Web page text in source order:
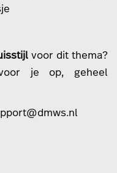
voor dit thema?
je op, geheel